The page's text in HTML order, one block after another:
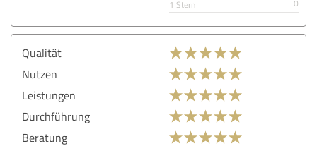
1 Stern
0
Qualität
Nutzen
Leistungen
Durchführung
Beratung